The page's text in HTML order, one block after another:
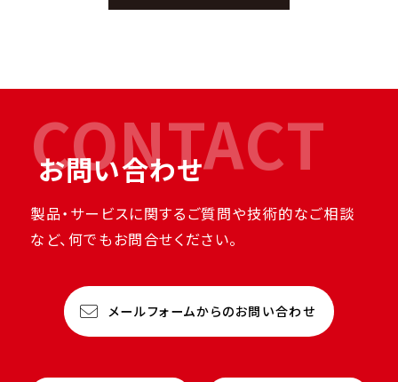
CONTACT
お問い合わせ
製品・サービスに関するご質問や技術的なご相談
など、何でもお問合せください。
メールフォームからのお問い合わせ